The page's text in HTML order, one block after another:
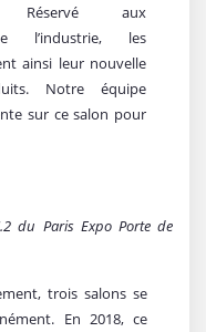
Réservé aux
l’industrie, les
ainsi leur nouvelle
Notre équipe
sur ce salon pour
du Paris Expo Porte de
trois salons se
En 2018, ce